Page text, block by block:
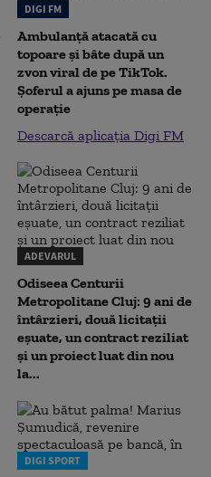
DIGI FM
Ambulanță atacată cu
topoare și bâte după un
zvon viral de pe TikTok.
Șoferul a ajuns pe masa de
operație
Descarcă aplicația Digi FM
ADEVARUL
Odiseea Centurii
Metropolitane Cluj: 9 ani de
întârzieri, două licitații
eșuate, un contract reziliat
și un proiect luat din nou
la...
DIGI SPORT